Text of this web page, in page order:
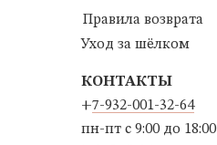
Уход за шёлком
Правила возврата
КОНТАКТЫ
+7-932-001-32-64
пн-пт с 9:00 до 18:00